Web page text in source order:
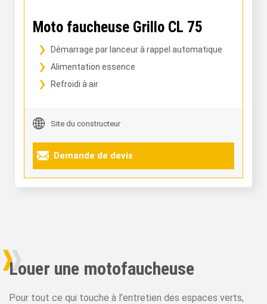
Moto faucheuse Grillo CL 75
Démarrage par lanceur à rappel automatique
Alimentation essence
Refroidi à air
Site du constructeur
Demande de devis
Louer une motofaucheuse
Pour tout ce qui touche à l’entretien des espaces verts,